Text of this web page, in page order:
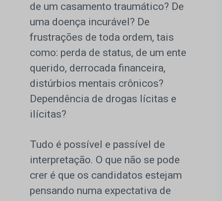
de um casamento traumático? De
uma doença incurável? De
frustrações de toda ordem, tais
como: perda de status, de um ente
querido, derrocada financeira,
distúrbios mentais crônicos?
Dependência de drogas lícitas e
ilícitas?
Tudo é possível e passível de
interpretação. O que não se pode
crer é que os candidatos estejam
pensando numa expectativa de